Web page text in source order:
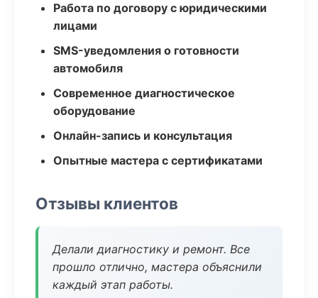
Работа по договору с юридическими
лицами
SMS-уведомления о готовности
автомобиля
Современное диагностическое
оборудование
Онлайн-запись и консультация
Опытные мастера с сертификатами
Отзывы клиентов
Делали диагностику и ремонт. Все
прошло отлично, мастера объяснили
каждый этап работы.